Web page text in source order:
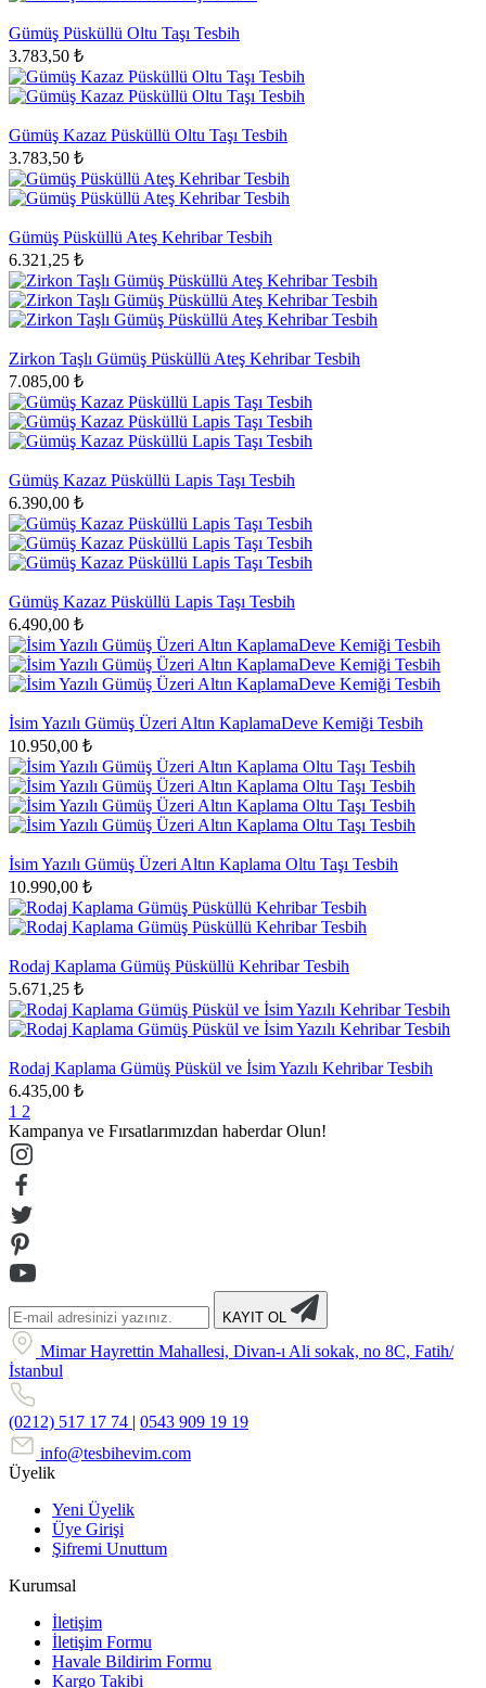
Gümüş Püsküllü Oltu Taşı Tesbih
3.783,50 ₺
Gümüş Kazaz Püsküllü Oltu Taşı Tesbih
3.783,50 ₺
Gümüş Püsküllü Ateş Kehribar Tesbih
6.321,25 ₺
Zirkon Taşlı Gümüş Püsküllü Ateş Kehribar Tesbih
7.085,00 ₺
Gümüş Kazaz Püsküllü Lapis Taşı Tesbih
6.390,00 ₺
Gümüş Kazaz Püsküllü Lapis Taşı Tesbih
6.490,00 ₺
İsim Yazılı Gümüş Üzeri Altın KaplamaDeve Kemiği Tesbih
10.950,00 ₺
İsim Yazılı Gümüş Üzeri Altın Kaplama Oltu Taşı Tesbih
10.990,00 ₺
Rodaj Kaplama Gümüş Püsküllü Kehribar Tesbih
5.671,25 ₺
Rodaj Kaplama Gümüş Püskül ve İsim Yazılı Kehribar Tesbih
6.435,00 ₺
1 2
Kampanya ve Fırsatlarımızdan haberdar Olun!
KAYIT OL
Mimar Hayrettin Mahallesi, Divan-ı Ali sokak, no 8C, Fatih/
İstanbul
(0212) 517 17 74 | 0543 909 19 19
info@tesbihevim.com
Üyelik
Yeni Üyelik
Üye Girişi
Şifremi Unuttum
Kurumsal
İletişim
İletişim Formu
Havale Bildirim Formu
Kargo Takibi